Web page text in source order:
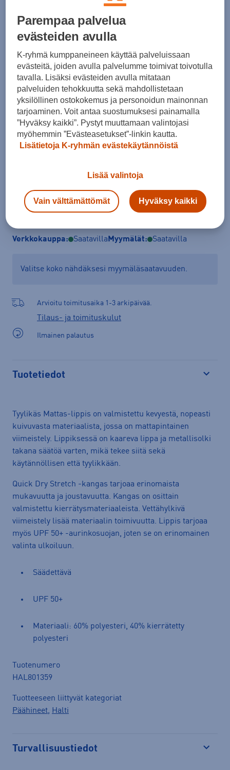
Koko
ONES
Kokotaulukko
Lisää ostoskoriin
Verkkokauppa: Saatavilla Myymälät: Saatavilla
Valitse koko nähdäksesi myymäläsaatavuuden.
Arvioitu toimitusaika 1-3 arkipäivää.
Tilaus- ja toimituskulut
Ilmainen palautus
Tuotetiedot
Tyylikäs Mattas-lippis on valmistettu kevyestä, nopeasti
kuivuvasta materiaalista, jossa on mattapintainen
viimeistely. Lippiksessä on kaareva lippa ja metallisolki
takana säätöä varten, mikä tekee siitä sekä
käytännöllisen että tyylikkään.
Quick Dry Stretch -kangas tarjoaa erinomaista
mukavuutta ja joustavuutta. Kangas on osittain
valmistettu kierrätysmateriaaleista. Vettähylkivä
viimeistely lisää materiaalin toimivuutta. Lippis tarjoaa
myös UPF 50+ -aurinkosuojan, joten se on erinomainen
valinta ulkoiluun.
Säädettävä
UPF 50+
Materiaali: 60% polyesteri, 40% kierrätetty
polyesteri
Tuotenumero
HAL801359
Tuotteeseen liittyvät kategoriat
Päähineet, Halti
Turvallisuustiedot
Parempaa palvelua
evästeiden avulla
K-ryhmä kumppaneineen käyttää palveluissaan
evästeitä, joiden avulla palvelumme toimivat toivotulla
tavalla. Lisäksi evästeiden avulla mitataan
palveluiden tehokkuutta sekä mahdollistetaan
yksilöllinen ostokokemus ja personoidun mainonnan
tarjoaminen. Voit antaa suostumuksesi painamalla
”Hyväksy kaikki”. Pystyt muuttamaan valintojasi
myöhemmin ”Evästeasetukset”-linkin kautta.
Lisätietoja K-ryhmän evästekäytännöistä
Lisää valintoja
Vain välttämättömät Hyväksy kaikki